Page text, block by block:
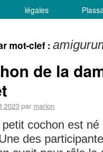
légales
mot-clef :
de la
2023 par marion
cochon est né
des